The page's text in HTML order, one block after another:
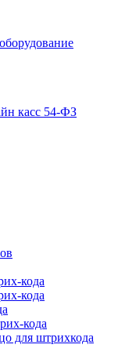
касс 54-ФЗ
кода
кода
кода
для штрихкода